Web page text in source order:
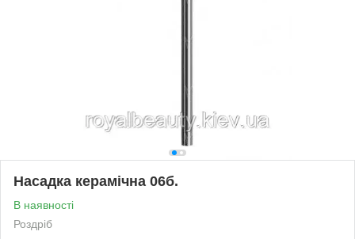
Насадка керамічна 06б.
В наявності
Роздріб